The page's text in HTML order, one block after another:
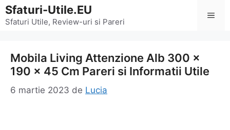
Sari
la
Sfaturi-Utile.EU
Sfaturi Utile, Review-uri si Pareri
Mobila Living Attenzione Alb 300 x
190 x 45 Cm Pareri si Informatii Utile
6 martie 2023 de Lucia